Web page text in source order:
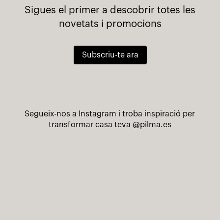
Sigues el primer a descobrir totes les
novetats i promocions
Subscriu-te ara
Segueix-nos a Instagram i troba inspiració per
transformar casa teva @pilma.es